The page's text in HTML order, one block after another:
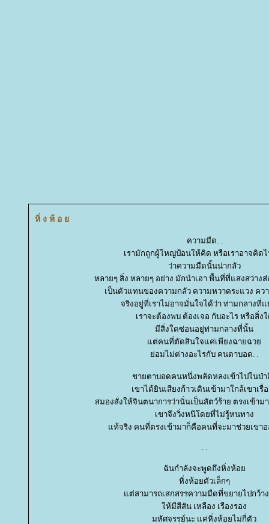
หิ่ ง ห้ อ
ความมืด. .
เรามักถูกผู้ใหญ่ป้อนให้คิด หรือเราอาจคิดไ
ว่าความมืดนั้นน่ากลัว
หลายๆ สิ่ง หลายๆ อย่าง มักนำเอา พื้นที่ที่แสงสว่าง
เป็นตัวแทนของความกลัว ความหวาดระแวง คว
จริงอยู่ที่เราไม่อาจมั่นใจได้ว่า ท่ามกลางที่
เราจะต้องพบ ต้องเจอ กับอะไร หรือสิ่ง
มีสิ่งใดซ่อนอยู่ท่ามกลางที่นั้น
ต่คนที่ตัดสินใจแค่เพียงฉายฉว
่อมไม่ต่างอะไรกับ คนตาบอด. .
ชายตาบอดคนหนึ่งพลัดหลงเข้าไปในป่า
เขาได้ยินเสียงก้าวเดินเข้ามาใกล้เขาเรื่
สมองสั่งให้จินตนาการว่านั่นเป็นสัตว์ร้าย ตรงเข้าม
เขาจึงวิ่งหนีโดยที่ไม่รู้หนทาง
ท้จริง คนที่ตรงเข้ามาก็คือคนที่จะมาช่วยเขาอ
. .
ฉันกำลังจะพูดถึงหิ่งห้อ
หิ่งห้อยตัวเล็กๆ
ต่สามารถเสกสรรความมืดที่ขยายไปกว้า
ห้มีสีสัน เหลือง เรืองรอง
มหัศจรรย์นะ แค่หิ่งห้อยไม่กี่ตัว